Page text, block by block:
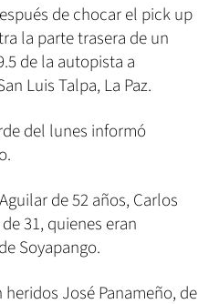
de chocar el pick up
la parte trasera de un
de la autopista a
Luis Talpa, La Paz.
del lunes informó
de 52 años, Carlos
31, quienes eran
Soyapango.
José Panameño, de